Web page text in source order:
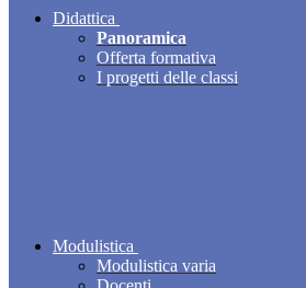
Didattica
Panoramica
Offerta formativa
I progetti delle classi
Modulistica
Modulistica varia